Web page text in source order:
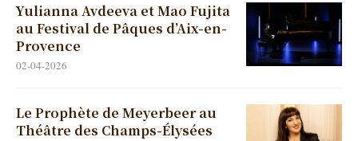
Yulianna Avdeeva et Mao Fujita
au Festival de Pâques d’Aix-en-
Provence
02-04-2026
Le Prophète de Meyerbeer au
Théâtre des Champs-Élysées